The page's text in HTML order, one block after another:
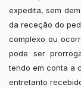
expedita, sem
da receção do
complexo ou
pode ser
tendo em conta a
entretanto